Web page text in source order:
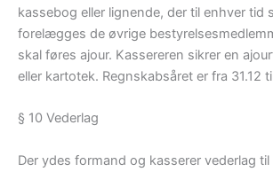
kassebog eller lignende, der til enhver tid
forelægges de øvrige
skal føres ajour. Kassereren sikrer en
eller kartotek. Regnskabsåret er fra 31.12 til
§ 10 Vederlag
Der ydes formand og kasserer vederlag